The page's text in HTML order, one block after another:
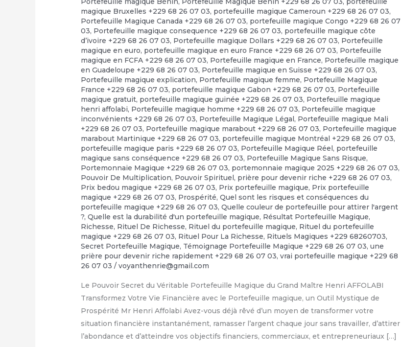
magique Bruxelles +229 68 26 07 03, portefeuille magique Cameroun +229 68 26 07 03,
Portefeuille Magique Canada +229 68 26 07 03, portefeuille magique Congo +229 68 26 07
03, Portefeuille magique consequence +229 68 26 07 03, portefeuille magique côte
d’ivoire +229 68 26 07 03, Portefeuille magique Dollars +229 68 26 07 03, Portefeuille
magique en euro, portefeuille magique en euro France +229 68 26 07 03, Portefeuille
magique en FCFA +229 68 26 07 03, Portefeuille magique en France, Portefeuille magique
en Guadeloupe +229 68 26 07 03, Portefeuille magique en Suisse +229 68 26 07 03,
Portefeuille magique explication, Portefeuille magique femme, Portefeuille Magique
France +229 68 26 07 03, portefeuille magique Gabon +229 68 26 07 03, Portefeuille
magique gratuit, portefeuille magique guinée +229 68 26 07 03, Portefeuille magique
henri affolabi, Portefeuille magique homme +229 68 26 07 03, Portefeuille magique
inconvénients +229 68 26 07 03, Portefeuille Magique Légal, Portefeuille magique Mali
+229 68 26 07 03, Portefeuille magique marabout +229 68 26 07 03, Portefeuille magique
marabout Martinique +229 68 26 07 03, portefeuille magique Montréal +229 68 26 07 03,
portefeuille magique paris +229 68 26 07 03, Portefeuille Magique Réel, portefeuille
magique sans conséquence +229 68 26 07 03, Portefeuille Magique Sans Risque,
Portemonnaie Magique +229 68 26 07 03, portemonnaie magique 2025 +229 68 26 07 03,
Pouvoir De Multiplication, Pouvoir Spirituel, prière pour devenir riche +229 68 26 07 03,
Prix bedou magique +229 68 26 07 03, Prix portefeuille magique, Prix portefeuille
magique +229 68 26 07 03, Prospérité,Quel sont les risques et conséquences du
portefeuille magique +229 68 26 07 03,Quelle couleur de portefeuille pour attirer l'argent
?,Quelle est la durabilité d'un portefeuille magique, Résultat Portefeuille Magique,
Richesse, Rituel De Richesse, Rituel du portefeuille magique, Rituel du portefeuille
magique +229 68 26 07 03, Rituel Pour La Richesse, Rituels Magiques +229 68260703,
Secret Portefeuille Magique, Témoignage Portefeuille Magique +229 68 26 07 03,une
prière pour devenir riche rapidement +229 68 26 07 03,vrai portefeuille magique +229 68
26 07 03 /voyanthenrie@gmail.com
Le Pouvoir Secret du Véritable Portefeuille Magique du Grand Maître Henri AFFOLABI
Transformez Votre Vie Financière avec le Portefeuille magique, un Outil Mystique de
Prospérité Mr Henri Affolabi Avez-vous déjà rêvé d’un moyen de transformer votre
situation financière instantanément, ramasser l’argent chaque jour sans travailler, d’attirer
l’abondance et d’atteindre vos objectifs financiers, commerciaux, et entrepreneuriaux […]